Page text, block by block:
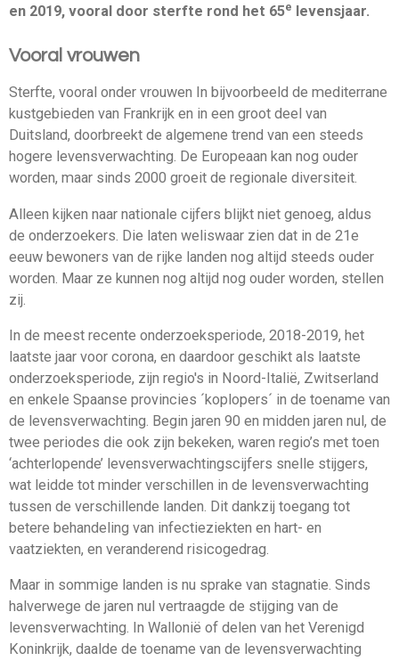
en 2019, vooral door sterfte rond het 65e levensjaar.
Vooral vrouwen
Sterfte, vooral onder vrouwen In bijvoorbeeld de mediterrane
kustgebieden van Frankrijk en in een groot deel van
Duitsland, doorbreekt de algemene trend van een steeds
hogere levensverwachting. De Europeaan kan nog ouder
worden, maar sinds 2000 groeit de regionale diversiteit.
Alleen kijken naar nationale cijfers blijkt niet genoeg, aldus
de onderzoekers. Die laten weliswaar zien dat in de 21e
eeuw bewoners van de rijke landen nog altijd steeds ouder
worden. Maar ze kunnen nog altijd nog ouder worden, stellen
zij.
In de meest recente onderzoeksperiode, 2018-2019, het
laatste jaar voor corona, en daardoor geschikt als laatste
onderzoeksperiode, zijn regio's in Noord-Italië, Zwitserland
en enkele Spaanse provincies ´koplopers´ in de toename van
de levensverwachting. Begin jaren 90 en midden jaren nul, de
twee periodes die ook zijn bekeken, waren regio’s met toen
‘achterlopende’ levensverwachtingscijfers snelle stijgers,
wat leidde tot minder verschillen in de levensverwachting
tussen de verschillende landen. Dit dankzij toegang tot
betere behandeling van infectieziekten en hart- en
vaatziekten, en veranderend risicogedrag.
Maar in sommige landen is nu sprake van stagnatie. Sinds
halverwege de jaren nul vertraagde de stijging van de
levensverwachting. In Wallonië of delen van het Verenigd
Koninkrijk, daalde de toename van de levensverwachting